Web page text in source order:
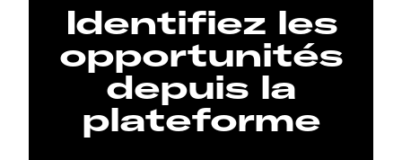
Identifiez les
opportunités
depuis la
plateforme